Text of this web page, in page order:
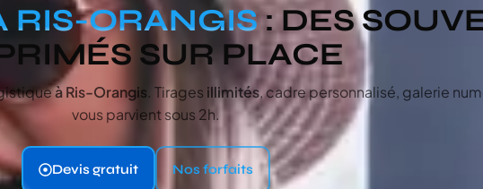
RIS-ORANGIS: DES
SUR PLACE
à Ris-Orangis. Tirages illimités, cadre personnalisé, galerie
vous parvient sous 2h.
Devis gratuit Nos forfaits